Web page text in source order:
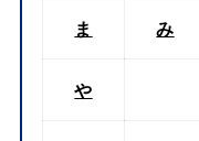
ま み
や